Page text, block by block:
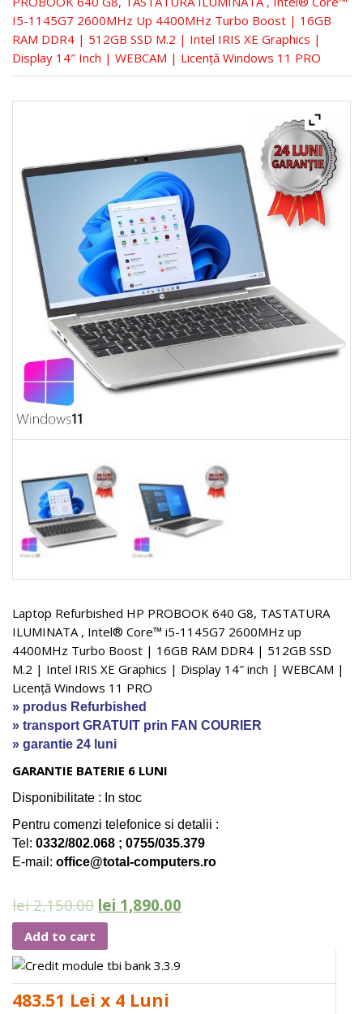
I5-1145G7 2600MHz Up 4400MHz Turbo Boost | 16GB
RAM DDR4 | 512GB SSD M.2 | Intel IRIS XE Graphics |
Display 14″ Inch | WEBCAM | Licență Windows 11 PRO
Laptop Refurbished HP PROBOOK 640 G8, TASTATURA
ILUMINATA , Intel® Core™ i5-1145G7 2600MHz up
4400MHz Turbo Boost | 16GB RAM DDR4 | 512GB SSD
M.2 | Intel IRIS XE Graphics | Display 14″ inch | WEBCAM |
Licență Windows 11 PRO
» produs Refurbished
» transport GRATUIT prin FAN COURIER
» garantie 24 luni
GARANTIE BATERIE 6 LUNI
Disponibilitate : In stoc
Pentru comenzi telefonice si detalii :
Tel: 0332/802.068 ; 0755/035.379
E-mail: office@total-computers.ro
lei2,150.00 lei 1,890.00
Add to cart
483.51 Lei x 4 Luni